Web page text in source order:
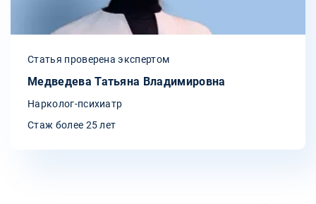
Статья проверена экспертом
Медведева Татьяна Владимировна
Нарколог-психиатр
Стаж более 25 лет